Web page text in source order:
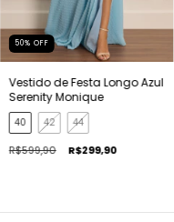
50% OFF
Vestido de Festa Longo Azul
Serenity Monique
40 42 44
R$599,90 R$299,90